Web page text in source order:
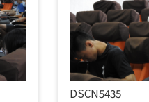
DSCN5435